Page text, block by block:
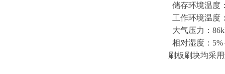
储存环境温度
工作环境温
大气压力：
相对湿度：5%
刷板刷块均采